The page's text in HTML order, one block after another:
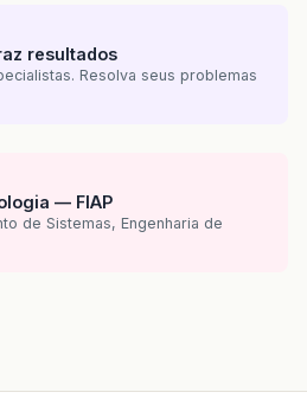
resultados
Resolva seus problemas
— FIAP
de Sistemas, Engenharia de